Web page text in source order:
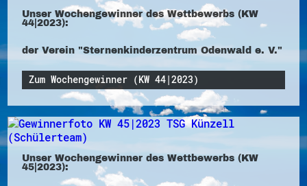
Unser Wochengewinner des Wettbewerbs (KW
44|2023):
der Verein "Sternenkinderzentrum Odenwald e. V."
Zum Wochengewinner (KW 44|2023)
Unser Wochengewinner des Wettbewerbs (KW
45|2023):